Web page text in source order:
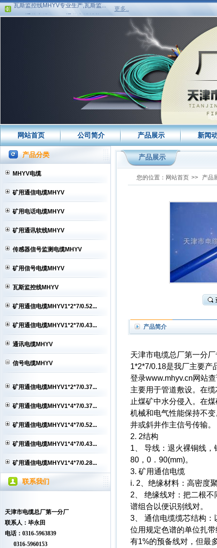
HYA通信电缆，HYA通信电缆结构,H...
HYA通信电缆八折销售HYA通信电缆...
HYA电缆八折销售中HYA电缆打折促
HYA电缆八折优惠，HYA电缆打折促...
HYA通信电缆八折优惠，HYA通信电...
矿用信号电缆MHYV厂家，矿用信号...
HYA电缆，HYA电缆销售，HYA电缆...
HYA通信电缆销售，HYA通信电缆厂...
瓦斯监控线MHYV专业生产,瓦斯监...
HYA电缆销售,HYA电缆价格,HYA电...
MHYV电缆,矿用通信电缆MHYV,矿
用...
MHYV电缆,矿用通信电缆MHYV,矿
更多..
网站首页 公司简介 产品展示 新闻
产品分类
MHYV电缆
矿用通信电缆MHYV
矿用电话电缆MHYV
矿用通讯软线MHYV
传感器信号监测电缆MHYV
矿用信号电缆MHYV
瓦斯监控线MHYV
矿用通信电缆MHYV1*2*7/0.52...
矿用通信电缆MHYV1*2*7/0.43...
通讯电缆MHYV
信号电缆MHYV
矿用通信电缆MHYV1*2*7/0.37...
矿用通信电缆MHYV1*4*7/0.37...
矿用通信电缆MHYV1*4*7/0.52...
矿用通信电缆MHYV1*4*7/0.43...
矿用通信电缆MHYV1*4*7/0.28...
联系我们
天津市电缆总厂第一分厂
联系人：毕永田
电话：0316-5963839
0316-5960153
产品展示
您的位置： 网站首页 >> 产品
产品简介
天津市电缆总厂第一分
1*2*7/0.18是我厂主要产
登录www.mhyv.cn网站
主要用于管道敷设。在
止煤矿中水分侵入。在
机械和电气性能保持不
井或斜井作主信号传输。
2. 2结构
1、 导线：退火裸铜线
80，0．90(mm)。
3. 矿用通信电缆
i. 2、绝缘材料：高密度
2、 绝缘线对：把二根
谱组合以便识别线对。
3、 通信电缆缆芯结构
位用规定色谱的单位扎
有1%的预备线对，但最